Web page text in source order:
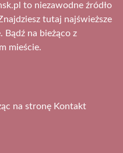
to niezawodne źródło
tutaj najświeższe
Bądź na bieżąco z
mieście.
na stronę Kontakt